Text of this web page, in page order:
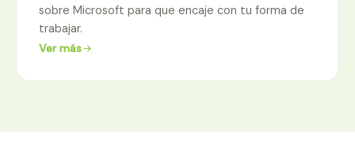
sobre Microsoft para que encaje con tu forma de
trabajar.
Ver más